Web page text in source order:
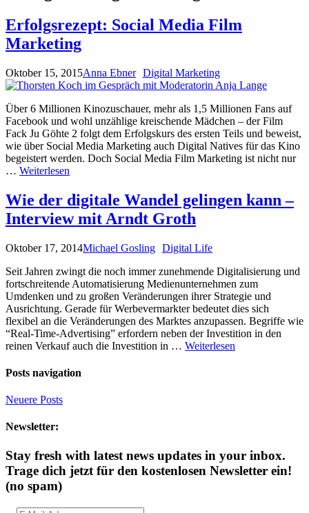
Erfolgsrezept: Social Media Film
Marketing
Oktober 15, 2015Anna Ebner Digital Marketing
Über 6 Millionen Kinozuschauer, mehr als 1,5 Millionen Fans auf
Facebook und wohl unzählige kreischende Mädchen – der Film
Fack Ju Göhte 2 folgt dem Erfolgskurs des ersten Teils und beweist,
wie über Social Media Marketing auch Digital Natives für das Kino
begeistert werden. Doch Social Media Film Marketing ist nicht nur
… Weiterlesen
Wie der digitale Wandel gelingen kann –
Interview mit Arndt Groth
Oktober 17, 2014Michael Gosling Digital Life
Seit Jahren zwingt die noch immer zunehmende Digitalisierung und
fortschreitende Automatisierung Medienunternehmen zum
Umdenken und zu großen Veränderungen ihrer Strategie und
Ausrichtung. Gerade für Werbevermarkter bedeutet dies sich
flexibel an die Veränderungen des Marktes anzupassen. Begriffe wie
“Real-Time-Advertising” erfordern neben der Investition in den
reinen Verkauf auch die Investition in … Weiterlesen
Posts navigation
Neuere Posts
Newsletter:
Stay fresh with latest news updates in your inbox.
Trage dich jetzt für den kostenlosen Newsletter ein!
(no spam)